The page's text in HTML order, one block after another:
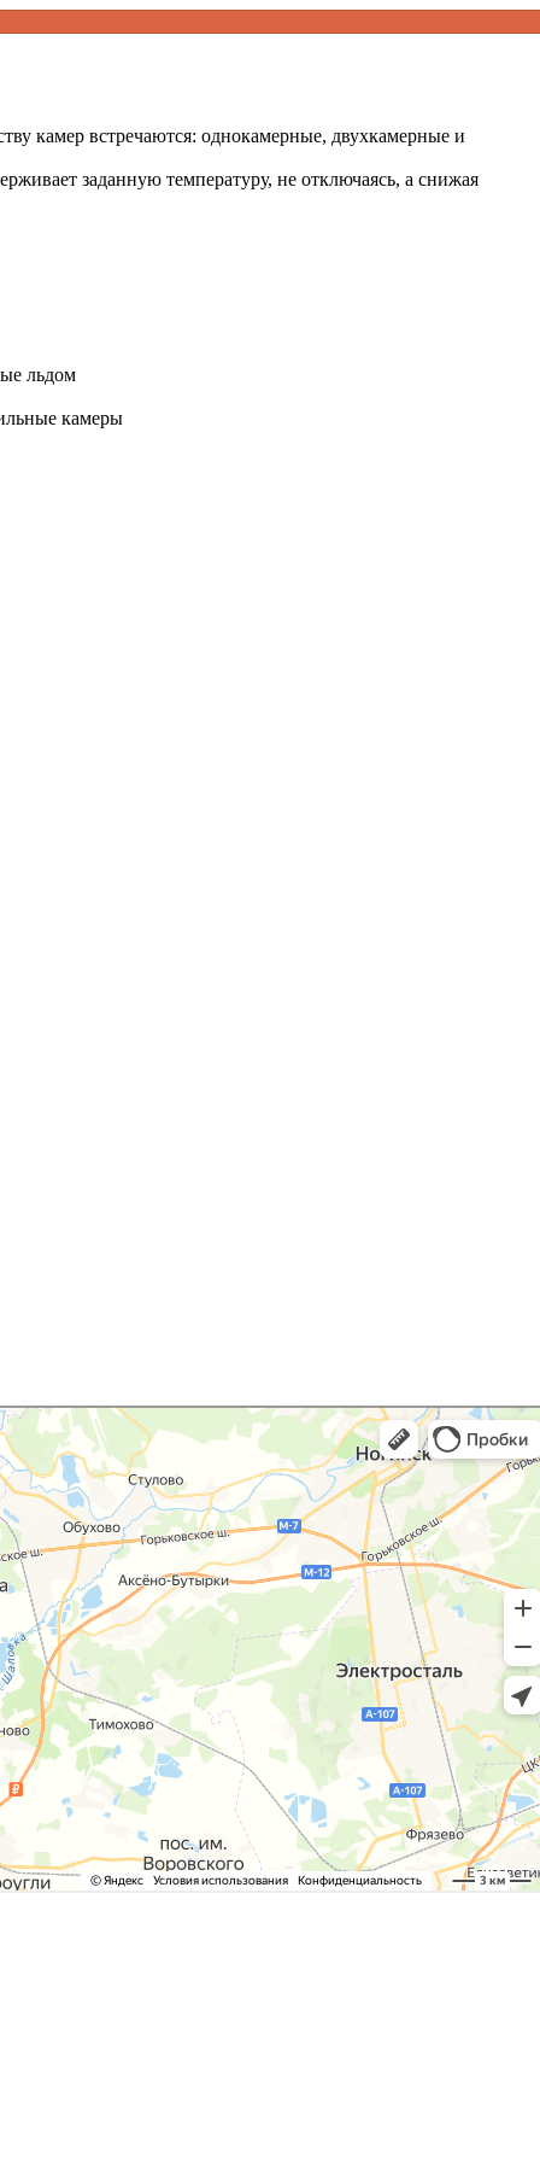
камер встречаются: однокамерные, двухкамерные и
заданную температуру, не отключаясь, а снижая
льдом
камеры